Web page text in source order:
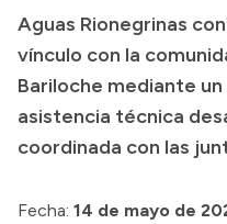
Normativa
Accesos directos
SECUNDARIO
Aguas Rionegrinas
vínculo con la
Bariloche mediante
asistencia técnica
coordinada con las
Fecha: 14 de mayo de